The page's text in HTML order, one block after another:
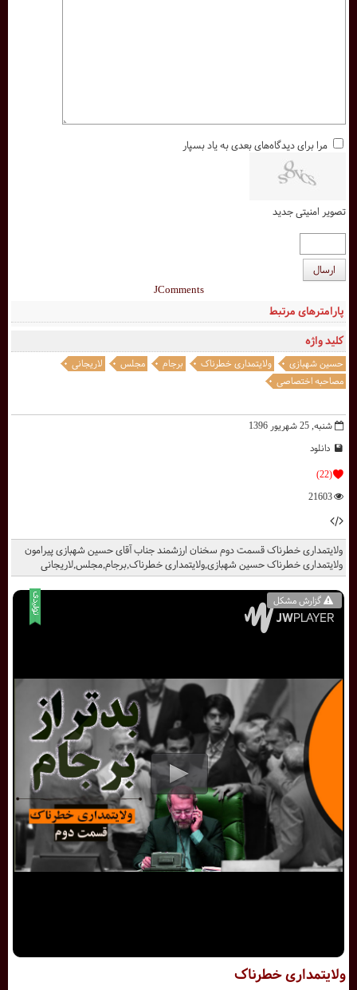
ولایتمداری خطرناک
گزارش مشکل
ولایتمداری خطرناک قسمت دوم سخنان ارزشمند جناب آقای حسین شهبازی پیرامون
ولایتمداری خطرناک حسین شهبازی,ولایتمداری خطرناک,برجام,مجلس,لاریجانی
شنبه, 25 شهریور 1396
دانلود
(22)
21603
کلید واژه
حسین شهبازی ولایتمداری خطرناک برجام مجلس
لاریجانی
مصاحبه اختصاصی
پارامترهای مرتبط
مرا برای دیدگاه‌های بعدی به یاد بسپار
تصویر امنیتی جدید
ارسال
JComments